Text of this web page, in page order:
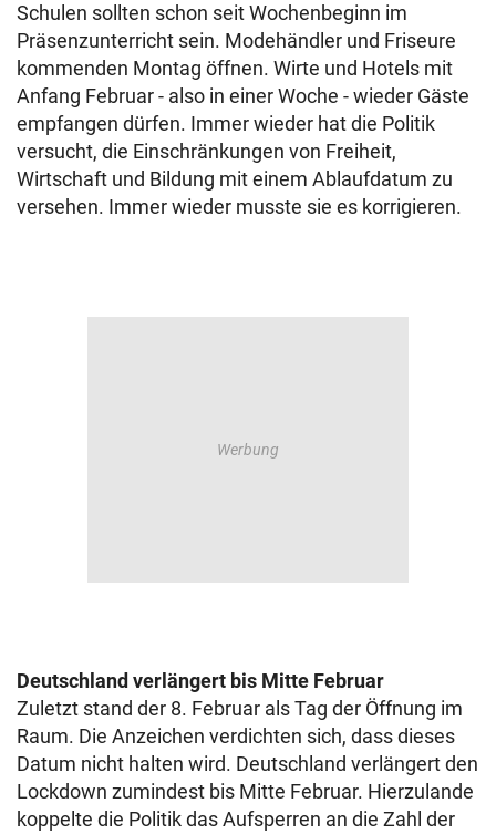
Schulen sollten schon seit Wochenbeginn im
Präsenzunterricht sein. Modehändler und Friseure
kommenden Montag öffnen. Wirte und Hotels mit
Anfang Februar - also in einer Woche - wieder Gäste
empfangen dürfen. Immer wieder hat die Politik
versucht, die Einschränkungen von Freiheit,
Wirtschaft und Bildung mit einem Ablaufdatum zu
versehen. Immer wieder musste sie es korrigieren.
Deutschland verlängert bis Mitte Februar
Zuletzt stand der 8. Februar als Tag der Öffnung im
Raum. Die Anzeichen verdichten sich, dass dieses
Datum nicht halten wird. Deutschland verlängert den
Lockdown zumindest bis Mitte Februar. Hierzulande
koppelte die Politik das Aufsperren an die Zahl der